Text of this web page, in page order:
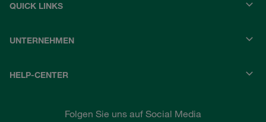
QUICK LINKS
UNTERNEHMEN
HELP-CENTER
Folgen Sie uns auf Social Media